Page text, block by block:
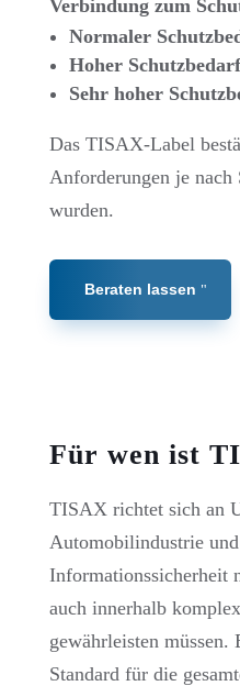
Verbindung zum
Normaler
Hoher
Sehr hoher
Das TISAX-Label
Anforderungen je
wurden.
Beraten lassen
Für wen ist
TISAX richtet sich an
Automobilindustrie
Informationssicherheit
auch innerhalb
gewährleisten müssen.
Standard für die